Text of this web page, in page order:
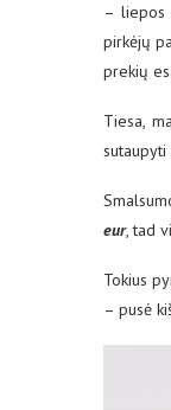
– liepos
pirkėjų
prekių
Tiesa,
sutaupyti
eur, tad
Tokius
– pusė